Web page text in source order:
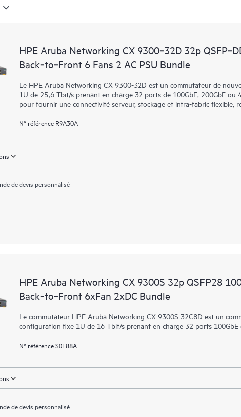
HPE Aruba Networking CX 9300‑32D 32p
Back‑to‑Front 6 Fans 2 AC PSU Bundle
Le HPE Aruba Networking CX 9300-32D est un commutateur de
1U de 25,6 Tbit/s prenant en charge 32 ports de 100GbE, 200GbE ou
pour fournir une connectivité serveur, stockage et intra-fabric flexible,
N° référence R9A30A
de devis personnalisé
HPE Aruba Networking CX 9300S 32p QSFP28
Back‑to‑Front 6xFan 2xDC Bundle
Le commutateur HPE Aruba Networking CX 9300S-32C8D est un
configuration fixe 1U de 16 Tbit/s prenant en charge 32 ports 100GbE
N° référence S0F88A
de devis personnalisé